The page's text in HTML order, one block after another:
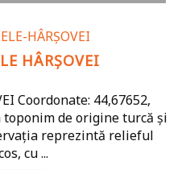
HÂRȘOVEI
Coordonate: 44,67652,
toponim de origine turcă și
reprezintă relieful
cu ...